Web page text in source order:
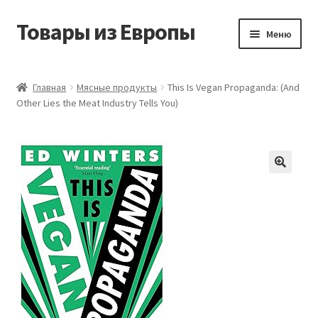
Перейти
Перейти
Товары из Европы Меню
Виды доставки
Заказать товары из Европы
Контакты
Корзина
Мой аккаунт
Оставить отзыв
Главная Мясные продукты
This Is Vegan Propaganda: (And
Other Lies the Meat Industry Tells You)